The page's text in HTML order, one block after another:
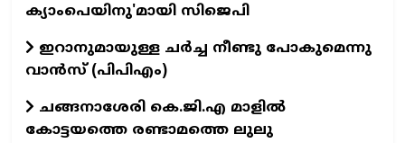
ക‍്യാംപെയിനു'മായി സിജെപി
ഇറാനുമായുള്ള ചർച്ച നീണ്ടു പോകുമെന്നു
വാൻസ്‌ (പിപിഎം)
ചങ്ങനാശേരി കെ.ജി.എ മാളിൽ
കോട്ടയത്തെ രണ്ടാമത്തെ ലുലു